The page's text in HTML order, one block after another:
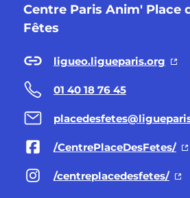
Centre Paris Anim' Place
Fêtes
ligueo.ligueparis.org
01 40 18 76 45
/CentrePlaceDesFetes/
/centreplacedesfetes/